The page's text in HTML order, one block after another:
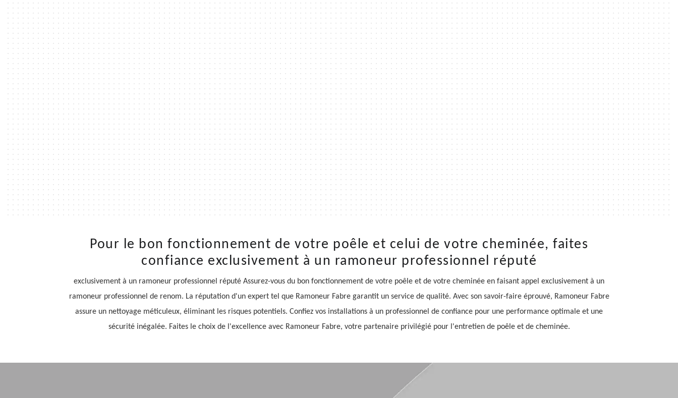
Pour le bon fonctionnement de votre poêle et celui de votre cheminée, faites
confiance exclusivement à un ramoneur professionnel réputé
exclusivement à un ramoneur professionnel réputé Assurez-vous du bon fonctionnement de votre poêle et de votre cheminée en faisant appel exclusivement à un
ramoneur professionnel de renom. La réputation d'un expert tel que Ramoneur Fabre garantit un service de qualité. Avec son savoir-faire éprouvé, Ramoneur Fabre
assure un nettoyage méticuleux, éliminant les risques potentiels. Confiez vos installations à un professionnel de confiance pour une performance optimale et une
sécurité inégalée. Faites le choix de l'excellence avec Ramoneur Fabre, votre partenaire privilégié pour l'entretien de poêle et de cheminée.